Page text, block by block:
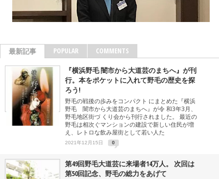
最新記事 POPULAR COMMENTS
『横浜野毛 闇市から大道芸のまちへ』が刊
行。本をポケットに入れて野毛の歴史を探
ろう!
野毛の戦後の歩みをコンパクト にまとめた『横浜
野毛 闇市から大道芸のまちへ』が令 和3年3月、
野毛地区街づ くり会から刊行されました。 最近の
野毛は相次ぐマンションの建設で新しい住民が増
え、レトロな飲み屋街として若い人た
2021年12月15日 0
第49回野毛大道芸に来場者14万人。 次回は
第50回記念、野毛の総力をあげて